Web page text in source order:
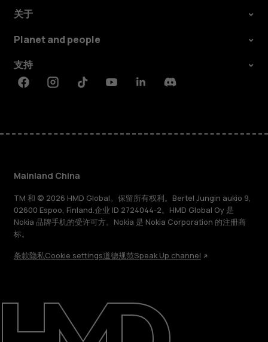
支持
关于
Planet and people
支持
FacebookInstagramTiktokYoutubeLinkedinDiscord
Mainland China
TM 和 © 2026 HMD Global。保留所有权利。Bertel Jungin aukio 9,
02600 Espoo, Finland.企业 ID 2724044-2。HMD Global Oy 是
Nokia 品牌手机的受许可方。Nokia 是 Nokia Corporation 的注册商
标。
条款隐私Cookie settings道德规范Speak Up channel